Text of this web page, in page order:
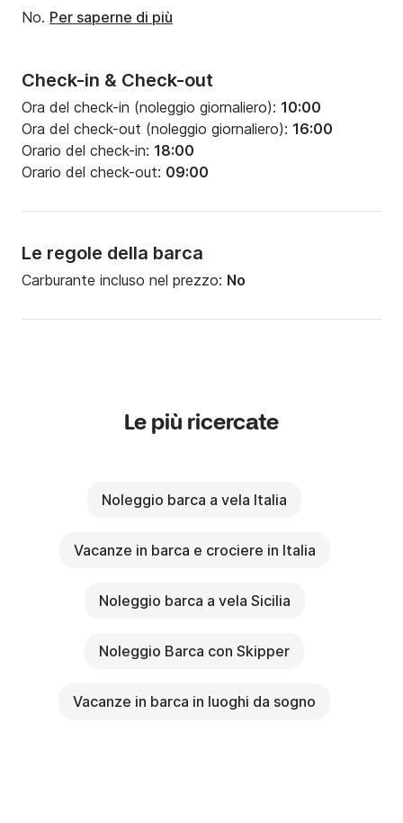
Potenza del motore:75CV
Check-in & Check-out
Ora del check-in (noleggio giornaliero): 10:00
Ora del check-out (noleggio giornaliero): 16:00
Orario del check-in: 18:00
Orario del check-out: 09:00
Le regole della barca
Carburante incluso nel prezzo: No
No. Per saperne di più
Le più ricercate
Noleggio barca a vela Italia
Vacanze in barca e crociere in Italia
Noleggio barca a vela Sicilia
Noleggio Barca con Skipper
Vacanze in barca in luoghi da sogno